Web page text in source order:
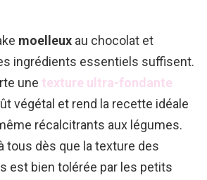
moelleux au chocolat et
ingrédients essentiels suffisent.
une texture ultra-fondante
végétal et rend la recette idéale
récalcitrants aux légumes.
tous dès que la texture des
est bien tolérée par les petits